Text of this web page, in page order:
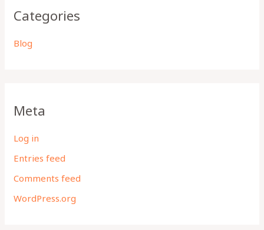
Categories
Blog
Meta
Log in
Entries feed
Comments feed
WordPress.org